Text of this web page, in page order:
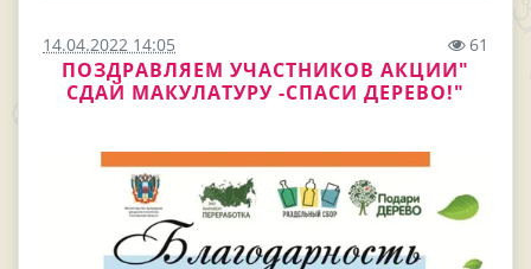
14.04.2022 14:05 61
ПОЗДРАВЛЯЕМ УЧАСТНИКОВ АКЦИИ"
СДАЙ МАКУЛАТУРУ -СПАСИ ДЕРЕВО!"